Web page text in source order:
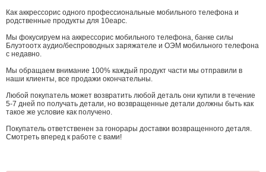
Как аккрессорис одного профессиональные мобильного телефона и
родственные продукты для 10еарс.
Мы фокусируем на аккрессорис мобильного телефона, банке силы
Блуэтоотх аудио/беспроводных заряжателе и ОЭМ мобильного телефона
с недавно.
Мы обращаем внимание 100% каждый продукт части мы отправили в
наши клиенты, все продажи окончательны.
Любой покупатель может возвратить любой деталь они купили в течение
5-7 дней по получать детали, но возвращенные детали должны быть как
такое же условие как получено.
Покупатель ответственен за гонорары доставки возвращенного деталя.
Смотреть вперед к работе с вами!